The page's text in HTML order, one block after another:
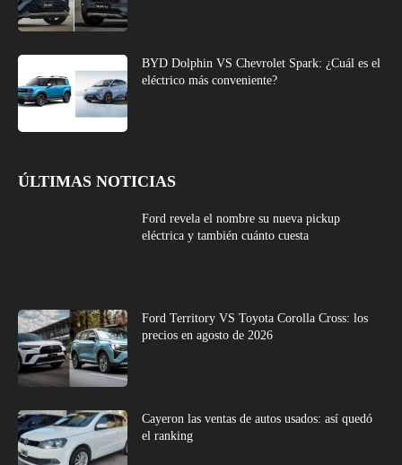
BYD Dolphin VS Chevrolet Spark: ¿Cuál es el
eléctrico más conveniente?
ÚLTIMAS NOTICIAS
Ford revela el nombre su nueva pickup
eléctrica y también cuánto cuesta
Ford Territory VS Toyota Corolla Cross: los
precios en agosto de 2026
Cayeron las ventas de autos usados: así quedó
el ranking